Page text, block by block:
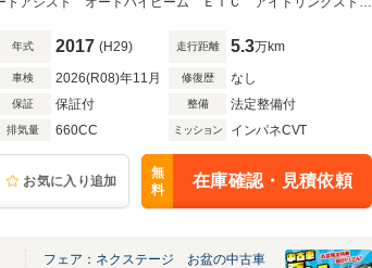
年式 2017 (H29) 走行距離 5.3万km
車検 2026(R08)年11月 修復歴 なし
保証 保証付 整備 法定整備付
排気量 660CC ミッション インパネCVT
お気に入り追加
無
料
在庫確認・見積依頼
フェア：ネクステージ お盆の中古車